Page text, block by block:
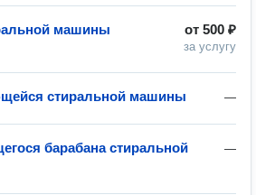
от 500 ₽
за услугу
машины
—
стиральной машины
—
барабана стиральной